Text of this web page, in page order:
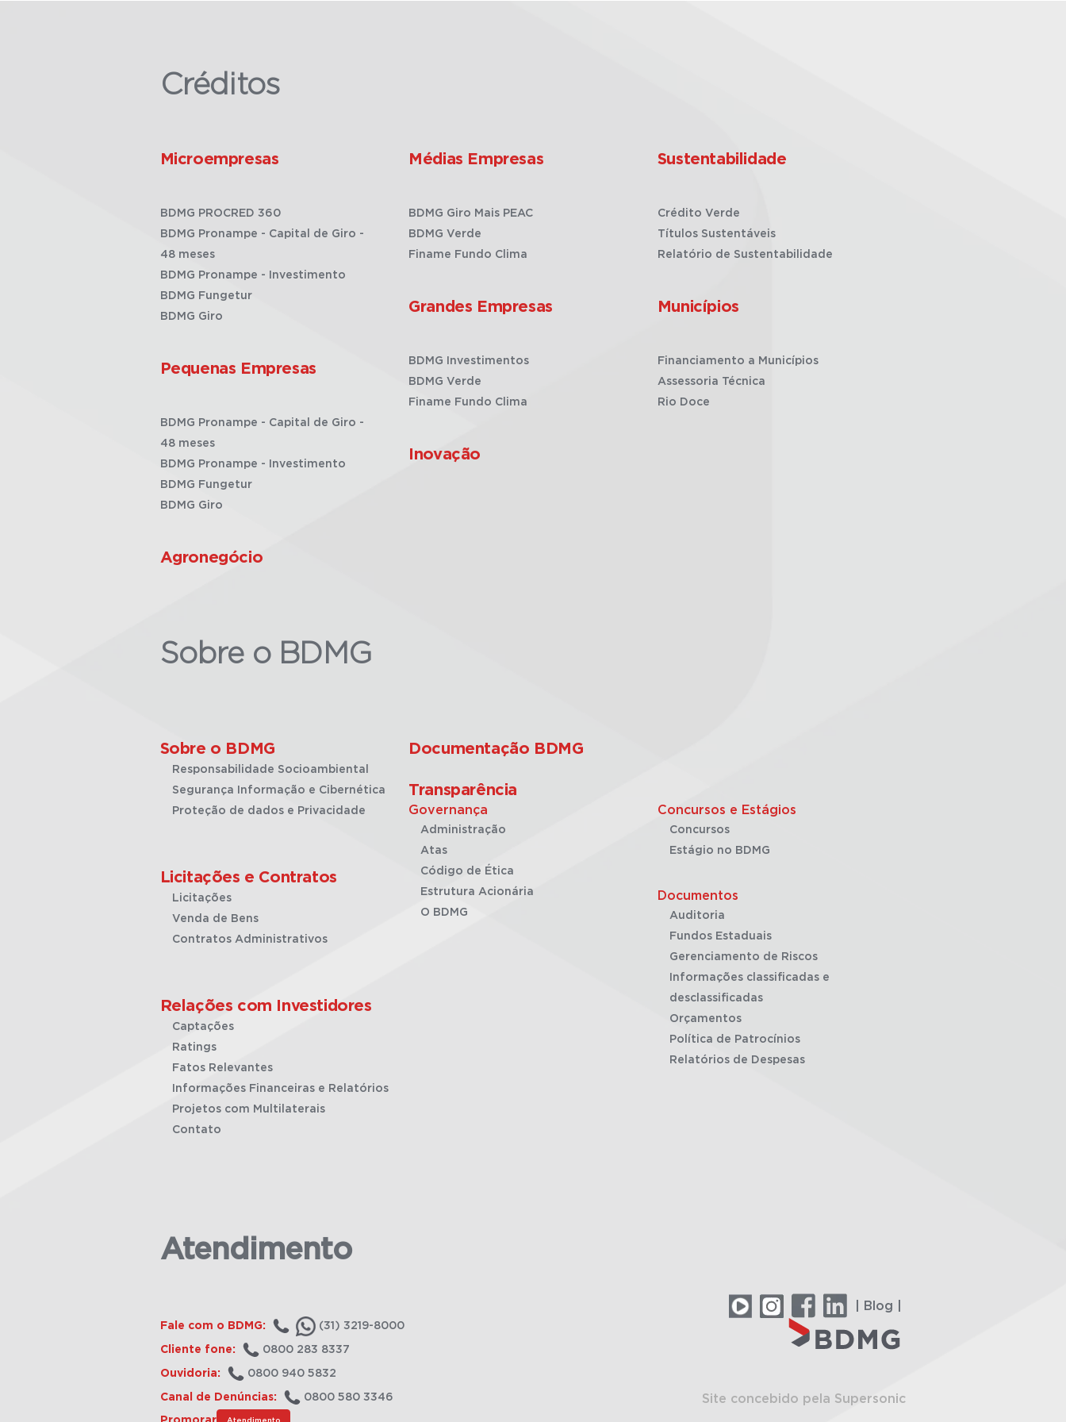
Créditos
Microempresas
BDMG PROCRED 360
BDMG Pronampe - Capital de Giro -
48 meses
BDMG Pronampe - Investimento
BDMG Fungetur
BDMG Giro
Pequenas Empresas
BDMG Pronampe - Capital de Giro -
48 meses
BDMG Pronampe - Investimento
BDMG Fungetur
BDMG Giro
Agronegócio
Médias Empresas
BDMG Giro Mais PEAC
BDMG Verde
Finame Fundo Clima
Grandes Empresas
BDMG Investimentos
BDMG Verde
Finame Fundo Clima
Inovação
Sustentabilidade
Crédito Verde
Títulos Sustentáveis
Relatório de Sustentabilidade
Municípios
Financiamento a Municípios
Assessoria Técnica
Rio Doce
Sobre o BDMG
Sobre o BDMG
Responsabilidade Socioambiental
Segurança Informação e Cibernética
Proteção de dados e Privacidade
Licitações e Contratos
Licitações
Venda de Bens
Contratos Administrativos
Relações com Investidores
Captações
Ratings
Fatos Relevantes
Informações Financeiras e Relatórios
Projetos com Multilaterais
Contato
Documentação BDMG
Transparência
Governança
Administração
Atas
Código de Ética
Estrutura Acionária
O BDMG
Concursos e Estágios
Concursos
Estágio no BDMG
Documentos
Auditoria
Fundos Estaduais
Gerenciamento de Riscos
Informações classificadas e
desclassificadas
Orçamentos
Política de Patrocínios
Relatórios de Despesas
Atendimento
Fale com o BDMG: (31) 3219-8000
Cliente fone: 0800 283 8337
Ouvidoria: 0800 940 5832
Canal de Denúncias: 0800 580 3346
Atendimento
| Blog |
Site concebido pela Supersonic